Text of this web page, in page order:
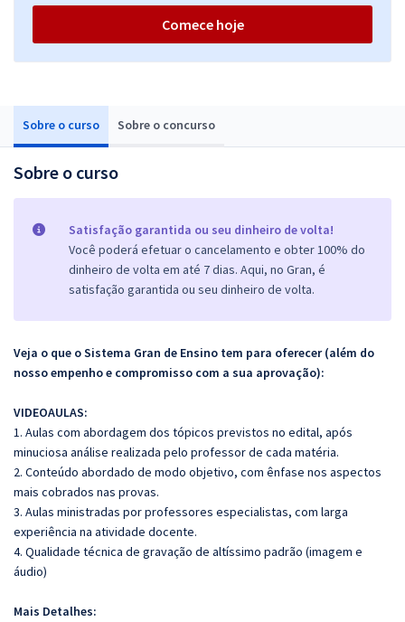
Sobre o curso Sobre o concurso
Sobre o curso
Satisfação garantida ou seu dinheiro de volta!
Você poderá efetuar o cancelamento e obter 100% do
dinheiro de volta em até 7 dias. Aqui, no Gran, é
satisfação garantida ou seu dinheiro de volta.
Veja o que o Sistema Gran de Ensino tem para oferecer (além do
nosso empenho e compromisso com a sua aprovação):
VIDEOAULAS:
1. Aulas com abordagem dos tópicos previstos no edital, após
minuciosa análise realizada pelo professor de cada matéria.
2. Conteúdo abordado de modo objetivo, com ênfase nos aspectos
mais cobrados nas provas.
3. Aulas ministradas por professores especialistas, com larga
experiência na atividade docente.
4. Qualidade técnica de gravação de altíssimo padrão (imagem e
áudio)
Mais Detalhes:
Comece hoje